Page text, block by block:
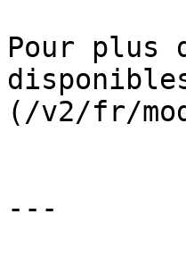
Pour plus
(/v2/fr/
---